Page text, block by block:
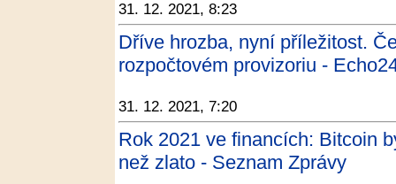
31. 12. 2021, 8:23
Dříve hrozba, nyní příležitost.
rozpočtovém provizoriu -
31. 12. 2021, 7:20
Rok 2021 ve financích: Bitcoin
než zlato - Seznam Zprávy